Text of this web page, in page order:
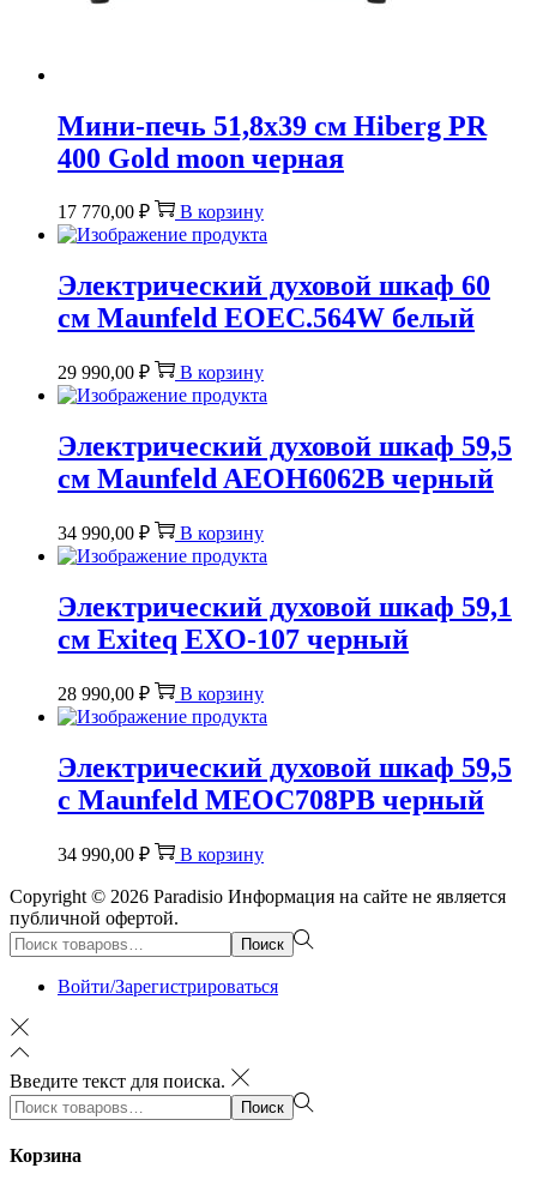
Мини-печь 51,8х39 см Hiberg PR
400 Gold moon черная
17 770,00 ₽ В корзину
Электрический духовой шкаф 60
см Maunfeld EOEC.564W белый
29 990,00 ₽ В корзину
Электрический духовой шкаф 59,5
см Maunfeld AEOH6062B черный
34 990,00 ₽ В корзину
Электрический духовой шкаф 59,1
см Exiteq EXO-107 черный
28 990,00 ₽ В корзину
Электрический духовой шкаф 59,5
с Maunfeld MEOC708PB черный
34 990,00 ₽ В корзину
Copyright © 2026 Paradisio Информация на сайте не является
публичной офертой.
Поиск:>
Поиск
Войти/Зарегистрироваться
Введите текст для поиска.
Поиск:>
Поиск
Корзина